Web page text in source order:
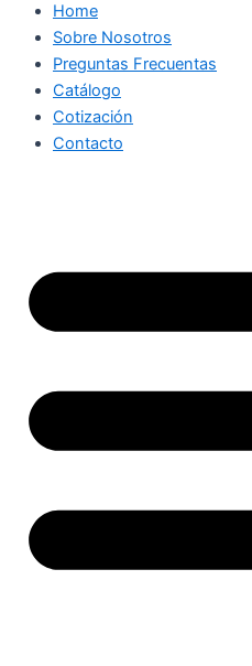
Home
Sobre Nosotros
Preguntas Frecuentas
Catálogo
Cotización
Contacto